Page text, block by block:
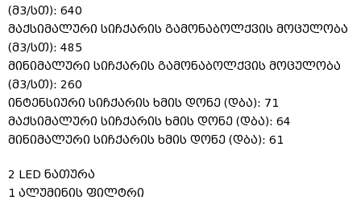
(მ3/სთ): 640
მაქსიმალური სიჩქარის გამონაბოლქვის მოცულობა
(მ3/სთ): 485
მინიმალური სიჩქარის გამონაბოლქვის მოცულობა
(მ3/სთ): 260
ინტენსიური სიჩქარის ხმის დონე (დბა): 71
მაქსიმალური სიჩქარის ხმის დონე (დბა): 64
მინიმალური სიჩქარის ხმის დონე (დბა): 61
2 LED ნათურა
1 ალუმინის ფილტრი